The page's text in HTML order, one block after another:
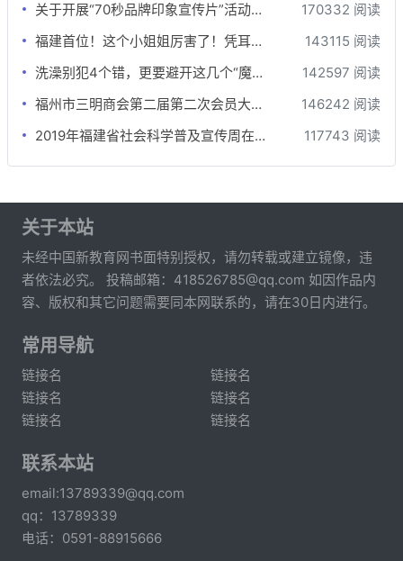
关于开展“70秒品牌印象宣传片”活动的函
170332 阅读
福建首位！这个小姐姐厉害了！凭耳朵为钢琴“治病”
143115 阅读
洗澡别犯4个错，更要避开这几个“魔鬼时间”，否则越洗越伤身！
142597 阅读
福州市三明商会第二届第二次会员大会隆重召开
146242 阅读
2019年福建省社会科学普及宣传周在牙立方松鼠口腔开展
117743 阅读
关于本站
未经中国新教育网书面特别授权，请勿转载或建立镜像，违
者依法必究。 投稿邮箱：418526785@qq.com 如因作品内
容、版权和其它问题需要同本网联系的，请在30日内进行。
常用导航
链接名
链接名
链接名
链接名
链接名
链接名
联系本站
email:13789339@qq.com
qq：13789339
电话：0591-88915666